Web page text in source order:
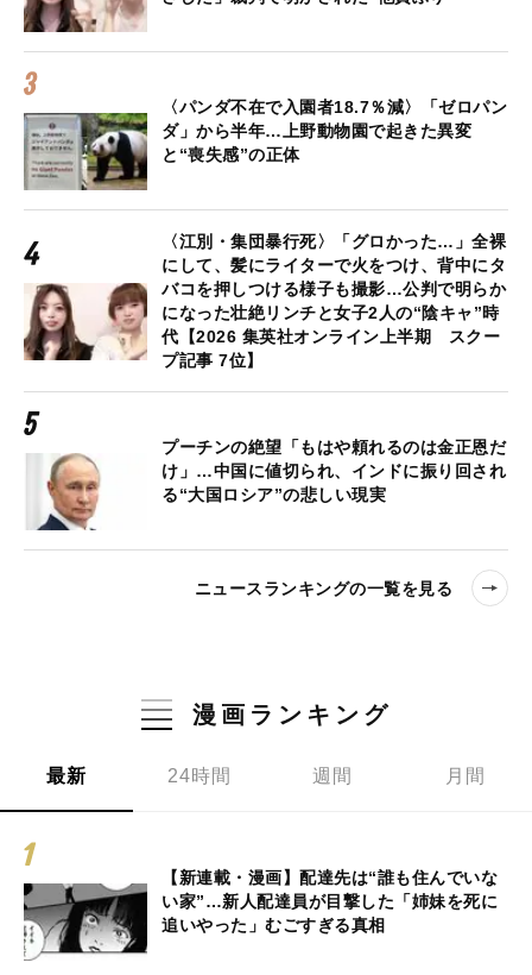
〈パンダ不在で入園者18.7％減〉「ゼロパン
ダ」から半年…上野動物園で起きた異変
と“喪失感”の正体
〈江別・集団暴行死〉「グロかった…」全裸
にして、髪にライターで火をつけ、背中にタ
バコを押しつける様子も撮影…公判で明らか
になった壮絶リンチと女子2人の“陰キャ”時
代【2026 集英社オンライン上半期 スクー
プ記事 7位】
プーチンの絶望「もはや頼れるのは金正恩だ
け」…中国に値切られ、インドに振り回され
る“大国ロシア”の悲しい現実
ニュースランキングの一覧を見る
漫画ランキング
最新 24時間 週間 月間
【新連載・漫画】配達先は“誰も住んでいな
い家”…新人配達員が目撃した「姉妹を死に
追いやった」むごすぎる真相